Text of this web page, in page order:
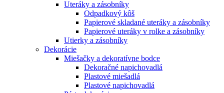
Uteráky a zásobníky
Odpadkový kôš
Papierové skladané uteráky a zásobníky
Papierové uteráky v rolke a zásobníky
Utierky a zásobníky
Dekorácie
Miešačky a dekoratívne bodce
Dekoračné napichovadlá
Plastové miešadlá
Plastové napichovadlá